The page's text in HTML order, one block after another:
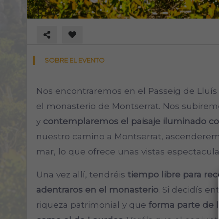
SOBRE EL EVENTO
Nos encontraremos en el Passeig de
el monasterio de Montserrat. Nos
y contemplaremos el paisaje iluminado
nuestro camino a Montserrat,
mar, lo que ofrece unas vistas
Una vez allí, tendréis tiempo libre para
adentraros en el monasterio. Si decidís
riqueza patrimonial y que forma parte de